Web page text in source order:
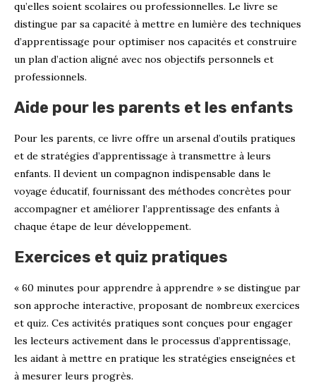
qu’elles soient scolaires ou professionnelles. Le livre se
distingue par sa capacité à mettre en lumière des techniques
d’apprentissage pour optimiser nos capacités et construire
un plan d’action aligné avec nos objectifs personnels et
professionnels.
Aide pour les parents et les enfants
Pour les parents, ce livre offre un arsenal d’outils pratiques
et de stratégies d’apprentissage à transmettre à leurs
enfants. Il devient un compagnon indispensable dans le
voyage éducatif, fournissant des méthodes concrètes pour
accompagner et améliorer l’apprentissage des enfants à
chaque étape de leur développement.
Exercices et quiz pratiques
« 60 minutes pour apprendre à apprendre » se distingue par
son approche interactive, proposant de nombreux exercices
et quiz. Ces activités pratiques sont conçues pour engager
les lecteurs activement dans le processus d’apprentissage,
les aidant à mettre en pratique les stratégies enseignées et
à mesurer leurs progrès.